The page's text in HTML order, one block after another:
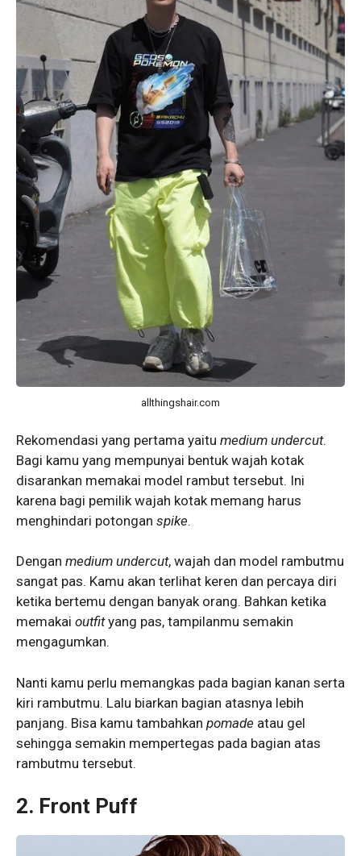
allthingshair.com
Rekomendasi yang pertama yaitu medium undercut.
Bagi kamu yang mempunyai bentuk wajah kotak
disarankan memakai model rambut tersebut. Ini
karena bagi pemilik wajah kotak memang harus
menghindari potongan spike.
Dengan medium undercut, wajah dan model rambutmu
sangat pas. Kamu akan terlihat keren dan percaya diri
ketika bertemu dengan banyak orang. Bahkan ketika
memakai outfityang pas, tampilanmu semakin
mengagumkan.
Nanti kamu perlu memangkas pada bagian kanan serta
kiri rambutmu. Lalu biarkan bagian atasnya lebih
panjang. Bisa kamu tambahkan pomade atau gel
sehingga semakin mempertegas pada bagian atas
rambutmu tersebut.
2. Front Puff